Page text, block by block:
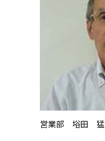
営業部 﨏田 猛